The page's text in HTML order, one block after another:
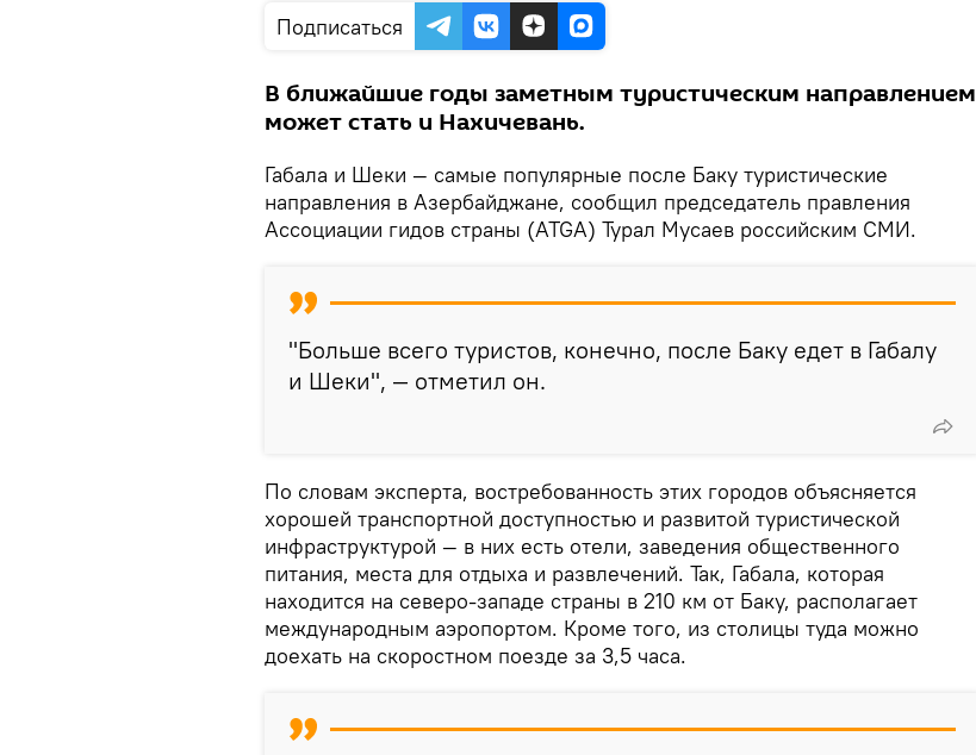
Подписаться
В ближайшие годы заметным туристическим направлением
может стать и Нахичевань.
Габала и Шеки — самые популярные после Баку туристические
направления в Азербайджане, сообщил председатель правления
Ассоциации гидов страны (ATGA) Турал Мусаев российским СМИ.
"Больше всего туристов, конечно, после Баку едет в Габалу
и Шеки", — отметил он.
По словам эксперта, востребованность этих городов объясняется
хорошей транспортной доступностью и развитой туристической
инфраструктурой — в них есть отели, заведения общественного
питания, места для отдыха и развлечений. Так, Габала, которая
находится на северо‑западе страны в 210 км от Баку, располагает
международным аэропортом. Кроме того, из столицы туда можно
доехать на скоростном поезде за 3,5 часа.